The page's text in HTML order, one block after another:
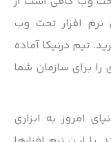
افزار تحت وب
تیم درنیکا آماده
برای سازمان شما
امروز به ابزاری